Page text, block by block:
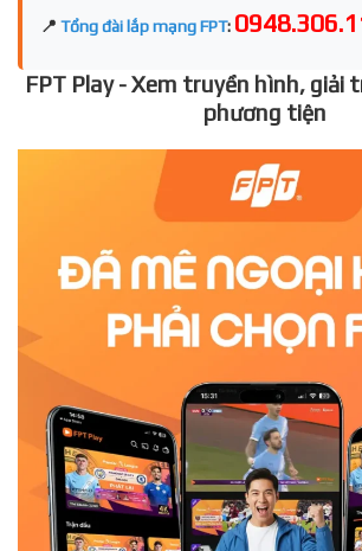
📍 Tổng đài lắp mạng FPT:
FPT Play - Xem truyền hình, giải
phương tiện